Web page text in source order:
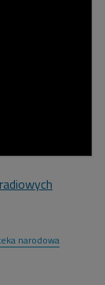
narodowa